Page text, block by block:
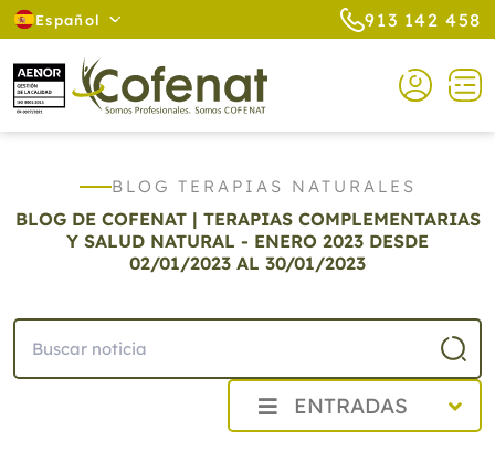
Español 913 142 458
BLOG TERAPIAS NATURALES
BLOG DE COFENAT | TERAPIAS COMPLEMENTARIAS
Y SALUD NATURAL - ENERO 2023 DESDE
02/01/2023 AL 30/01/2023
ENTRADAS